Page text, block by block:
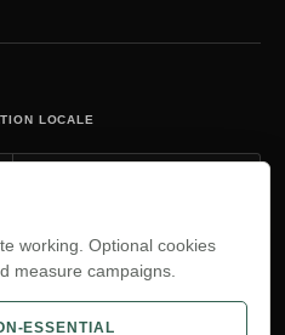
LOCALE
YouTube
working. Optional cookies
measure campaigns.
ESSENTIAL